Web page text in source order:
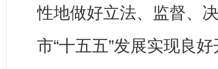
性地做好立法、监督、
市“十五五”发展实现良